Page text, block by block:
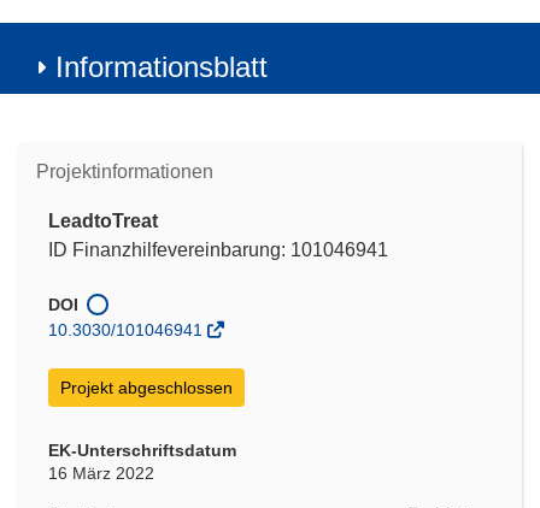
Informationsblatt
Projektinformationen
LeadtoTreat
ID Finanzhilfevereinbarung: 101046941
DOI
10.3030/101046941
Projekt abgeschlossen
EK-Unterschriftsdatum
16 März 2022